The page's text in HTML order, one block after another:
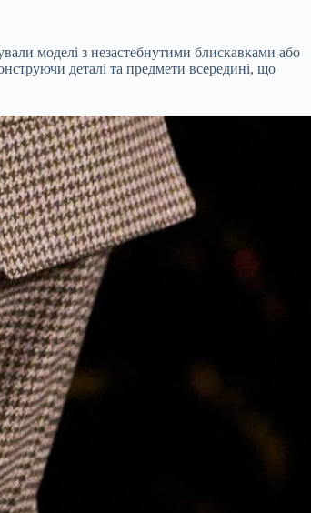
моделі з незастебнутими блискавками або
деталі та предмети всередині, що